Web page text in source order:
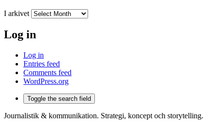
I arkivet
Log in
Log in
Entries feed
Comments feed
WordPress.org
Toggle the search field
Journalistik & kommunikation. Strategi, koncept och storytelling.